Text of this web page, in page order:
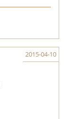
2015-04-10